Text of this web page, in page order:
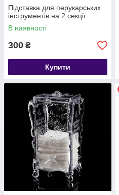
Підставка для перукарських
інструментів на 2 секції
В наявності
300 ₴
Купити